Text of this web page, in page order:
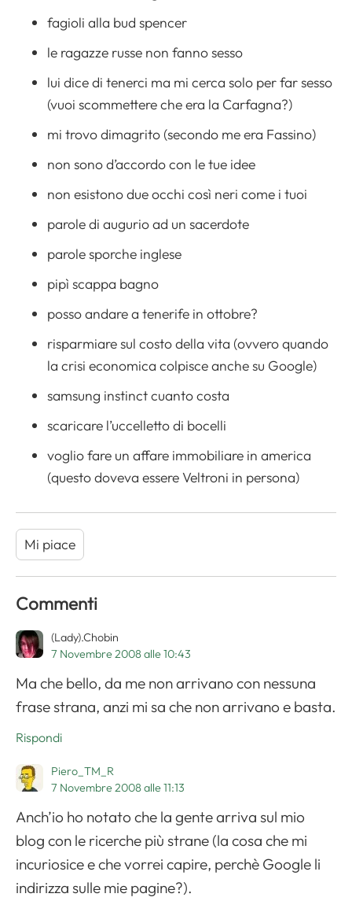
fagioli alla bud spencer
le ragazze russe non fanno sesso
lui dice di tenerci ma mi cerca solo per far sesso
(vuoi scommettere che era la Carfagna?)
mi trovo dimagrito (secondo me era Fassino)
non sono d’accordo con le tue idee
non esistono due occhi così neri come i tuoi
parole di augurio ad un sacerdote
parole sporche inglese
pipì scappa bagno
posso andare a tenerife in ottobre?
risparmiare sul costo della vita (ovvero quando
la crisi economica colpisce anche su Google)
samsung instinct cuanto costa
scaricare l’uccelletto di bocelli
voglio fare un affare immobiliare in america
(questo doveva essere Veltroni in persona)
Mi piace
Commenti
(Lady).Chobin
7 Novembre 2008 alle 10:43
Ma che bello, da me non arrivano con nessuna
frase strana, anzi mi sa che non arrivano e basta.
Rispondi
Piero_TM_R
7 Novembre 2008 alle 11:13
Anch’io ho notato che la gente arriva sul mio
blog con le ricerche più strane (la cosa che mi
incuriosice e che vorrei capire, perchè Google li
indirizza sulle mie pagine?).